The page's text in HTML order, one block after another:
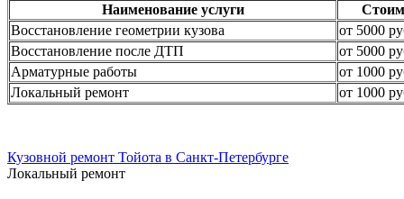
Наименование услуги
Восстановление геометрии кузова
от 5000
Восстановление после ДТП
от 5000
Арматурные работы
от 1000
Локальный ремонт
от 1000
Кузовной ремонт Тойота в Санкт-Петербурге
Локальный ремонт